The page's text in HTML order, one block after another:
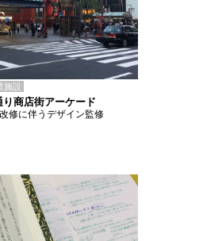
施設
り商店街アーケード
修に伴うデザイン監修